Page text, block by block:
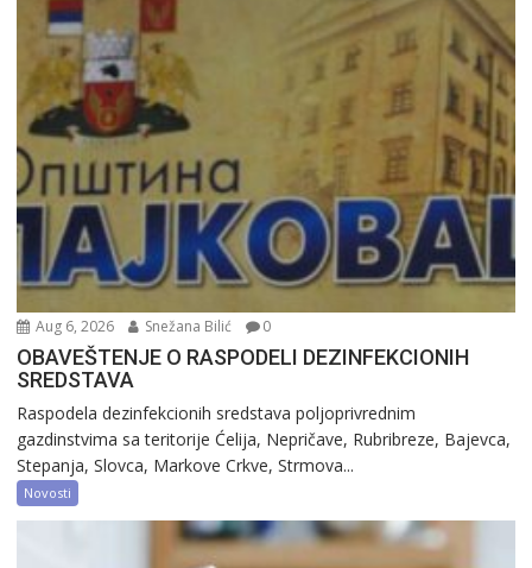
Aug 6, 2026 Snežana Bilić 0
OBAVEŠTENJE O RASPODELI DEZINFEKCIONIH
SREDSTAVA
Raspodela dezinfekcionih sredstava poljoprivrednim
gazdinstvima sa teritorije Ćelija, Nepričave, Rubribreze, Bajevca,
Stepanja, Slovca, Markove Crkve, Strmova...
Novosti